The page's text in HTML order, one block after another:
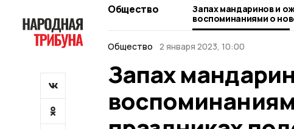
Общество
Запах мандаринов и
воспоминаниями о
праздниках
Общество
2 января 2023, 10:00
Запах